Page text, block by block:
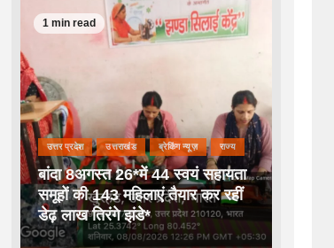
1 min read
उत्तर प्रदेश उत्तराखंड ब्रेकिंग न्यूज़ राज्य
बांदा 8अगस्त 26*में 44 स्वयं सहायता
समूहों की 143 महिलाएं तैयार कर रहीं
डेढ़ लाख तिरंगे झंडे*